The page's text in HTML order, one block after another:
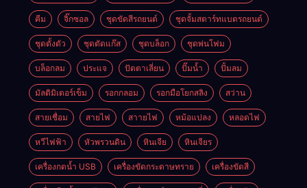
คีม จิ๊กซอล ชุดขัดสีรถยนต์​ ชุดจั้มสตาร์ทแบตรถยนต์
ชุดตั้งตัว ชุดตัดแก๊ส ชุดบล็อก ชุดพ่นโฟม
บล็อกลม ประแจ ปัตตาเลี่ยน ปั๊มน้ำ ปั้มลม
มัลติมิเตอร์เข็ม รอกกลอม รอกมือโยกสลิง สว่าน
สายเชื่อม สายไฟ สาายไฟ หม้อแปลง หลอดไฟ
หวีไฟฟ้า หัวพรวนดิน หินเจีย หินเจียร
เครื่องกดน้ำ USB เครื่องขัดกระดาษทราย เครื่องขัดสี